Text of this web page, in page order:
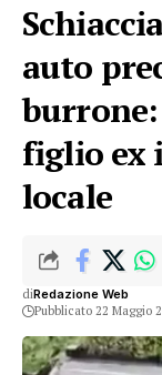
auto
figlio ex
locale
diRedazione Web
Pubblicato 22 Maggio